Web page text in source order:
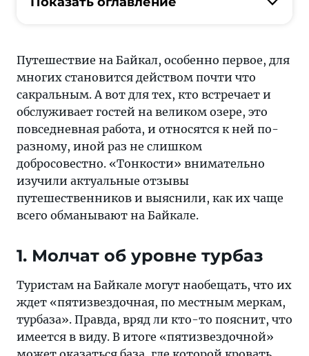
выяснили,
их
чаще
обманывают
на
Байкале
Путешествие на Байкал, особенно первое, для
многих становится действом почти что
сакральным. А вот для тех, кто встречает и
обслуживает гостей на великом озере, это
повседневная работа, и относятся к ней по-
разному, иной раз не слишком
добросовестно. «Тонкости» внимательно
изучили актуальные отзывы
путешественников и выяснили, как их чаще
всего обманывают на Байкале.
1. Молчат об уровне турбаз
Туристам на Байкале могут наобещать, что их
ждет «пятизвездочная, по местным меркам,
турбаза». Правда, вряд ли кто-то пояснит, что
имеется в виду. В итоге «пятизвездочной»